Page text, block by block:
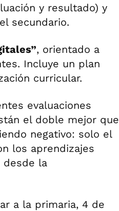
y resultado) y
secundario.
, orientado a
Incluye un plan
curricular.
evaluaciones
el doble mejor que
negativo: solo el
los aprendizajes
desde la
a la primaria, 4 de